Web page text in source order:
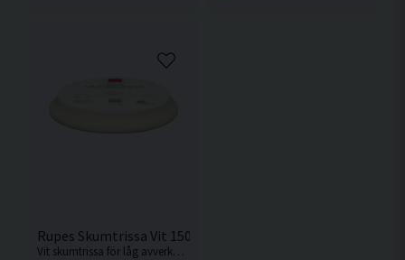
Rupes Skumtrissa Vit 150/180mm
Vit skumtrissa för låg avverkning med maximal glans och utställningsfinish. Passar Rupes LHR21 eller motsvarande med 150mm fästplatta.